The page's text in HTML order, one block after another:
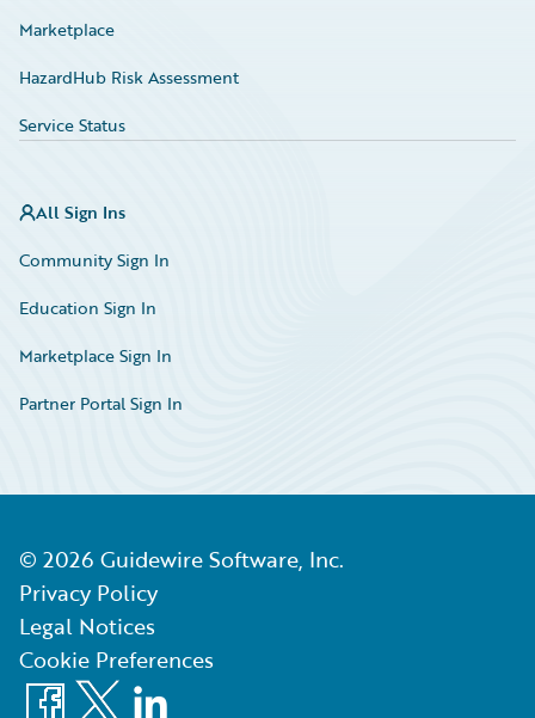
Marketplace
HazardHub Risk Assessment
Service Status
All Sign Ins
Community Sign In
Education Sign In
Marketplace Sign In
Partner Portal Sign In
© 2026 Guidewire Software, Inc.
Privacy Policy
Legal Notices
Cookie Preferences
Facebook
X LinkedIn